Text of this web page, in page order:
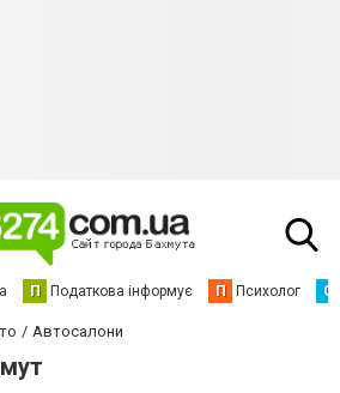
П Податкова інформує П Психолог С
Автосалони